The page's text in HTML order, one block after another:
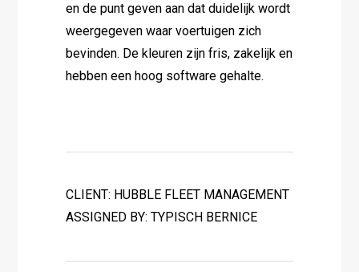
en de punt geven aan dat duidelijk wordt
weergegeven waar voertuigen zich
bevinden. De kleuren zijn fris, zakelijk en
hebben een hoog software gehalte.
CLIENT: HUBBLE FLEET MANAGEMENT
ASSIGNED BY: TYPISCH BERNICE